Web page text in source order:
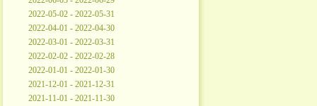
2022-05-02 - 2022-05-31
2022-04-01 - 2022-04-30
2022-03-01 - 2022-03-31
2022-02-02 - 2022-02-28
2022-01-01 - 2022-01-30
2021-12-01 - 2021-12-31
2021-11-01 - 2021-11-30